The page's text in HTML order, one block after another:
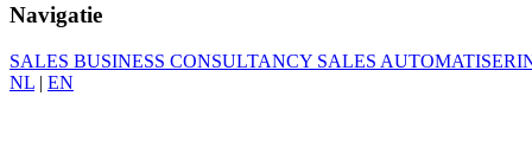
Navigatie
SALES BUSINESS CONSULTANCY SALES
NL | EN